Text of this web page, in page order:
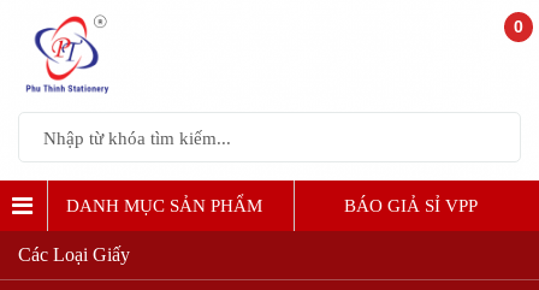
DANH MỤC SẢN PHẨM BÁO GIẢ SỈ VPP
Các Loại Giấy
0